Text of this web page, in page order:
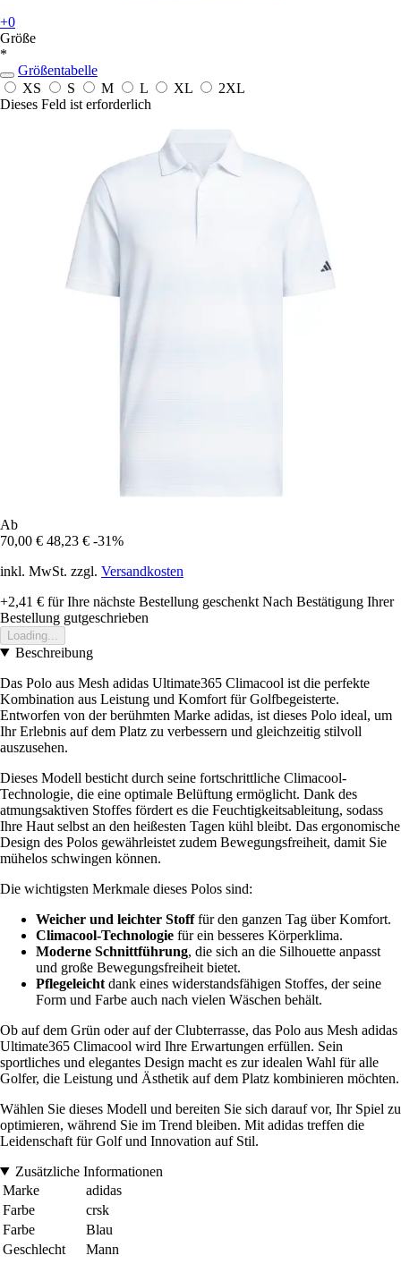
+0
Größe
*
Größentabelle
XS
S M L XL
2XL
Dieses Feld ist erforderlich
Ab
70,00 € 48,23 € -31%
inkl. MwSt. zzgl. Versandkosten
+2,41 € für Ihre nächste Bestellung geschenkt Nach Bestätigung Ihrer
Bestellung gutgeschrieben
Loading...
Beschreibung
Das Polo aus Mesh adidas Ultimate365 Climacool ist die perfekte
Kombination aus Leistung und Komfort für Golfbegeisterte.
Entworfen von der berühmten Marke adidas, ist dieses Polo ideal, um
Ihr Erlebnis auf dem Platz zu verbessern und gleichzeitig stilvoll
auszusehen.
Dieses Modell besticht durch seine fortschrittliche Climacool-
Technologie, die eine optimale Belüftung ermöglicht. Dank des
atmungsaktiven Stoffes fördert es die Feuchtigkeitsableitung, sodass
Ihre Haut selbst an den heißesten Tagen kühl bleibt. Das ergonomische
Design des Polos gewährleistet zudem Bewegungsfreiheit, damit Sie
mühelos schwingen können.
Die wichtigsten Merkmale dieses Polos sind:
Weicher und leichter Stofffür den ganzen Tag über Komfort.
Climacool-Technologie für ein besseres Körperklima.
Moderne Schnittführung, die sich an die Silhouette anpasst
und große Bewegungsfreiheit bietet.
Pflegeleicht dank eines widerstandsfähigen Stoffes, der seine
Form und Farbe auch nach vielen Wäschen behält.
Ob auf dem Grün oder auf der Clubterrasse, das Polo aus Mesh adidas
Ultimate365 Climacool wird Ihre Erwartungen erfüllen. Sein
sportliches und elegantes Design macht es zur idealen Wahl für alle
Golfer, die Leistung und Ästhetik auf dem Platz kombinieren möchten.
Wählen Sie dieses Modell und bereiten Sie sich darauf vor, Ihr Spiel zu
optimieren, während Sie im Trend bleiben. Mit adidas treffen die
Leidenschaft für Golf und Innovation auf Stil.
Zusätzliche Informationen
Marke
adidas
Farbe
crsk
Farbe
Blau
Geschlecht
Mann